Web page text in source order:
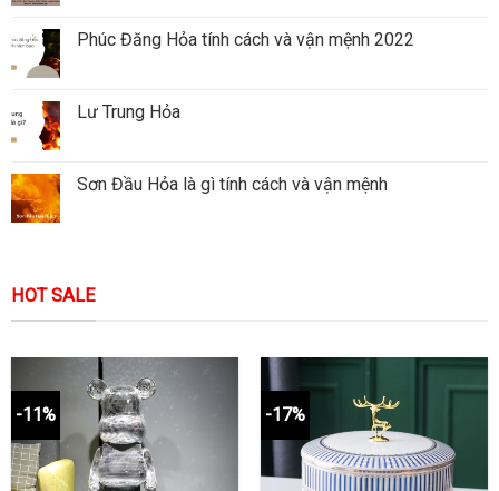
Phúc Đăng Hỏa tính cách và vận mệnh 2022
Lư Trung Hỏa
Sơn Đầu Hỏa là gì tính cách và vận mệnh
HOT SALE
-11% -17%